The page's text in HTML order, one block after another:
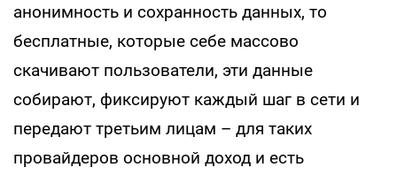
анонимность и сохранность данных, то
бесплатные, которые себе массово
скачивают пользователи, эти данные
собирают, фиксируют каждый шаг в сети и
передают третьим лицам – для таких
провайдеров основной доход и есть